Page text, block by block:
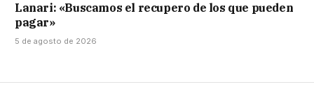
Lanari: «Buscamos el recupero de los que pueden
pagar»
5 de agosto de 2026